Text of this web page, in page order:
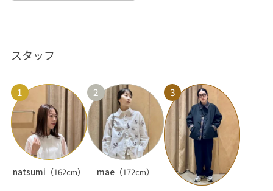
スタッフ
1
natsumi （162cm）
2
mae （172cm）
3